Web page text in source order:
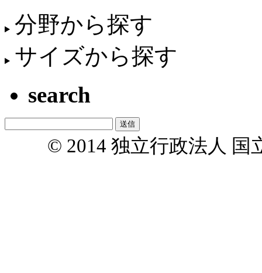
分野から探す
サイズから探す
search
© 2014 独立行政法人 国